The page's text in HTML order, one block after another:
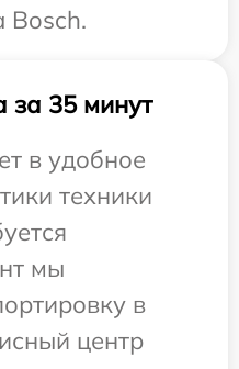
Bosch.
за 35 минут
в удобное
техники
мы
в
центр